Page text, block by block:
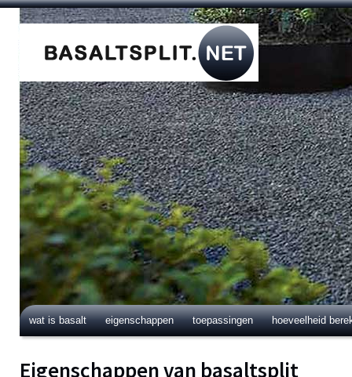
wat is basalt eigenschappen toepassingen hoeveelheid
Eigenschappen van basaltsplit